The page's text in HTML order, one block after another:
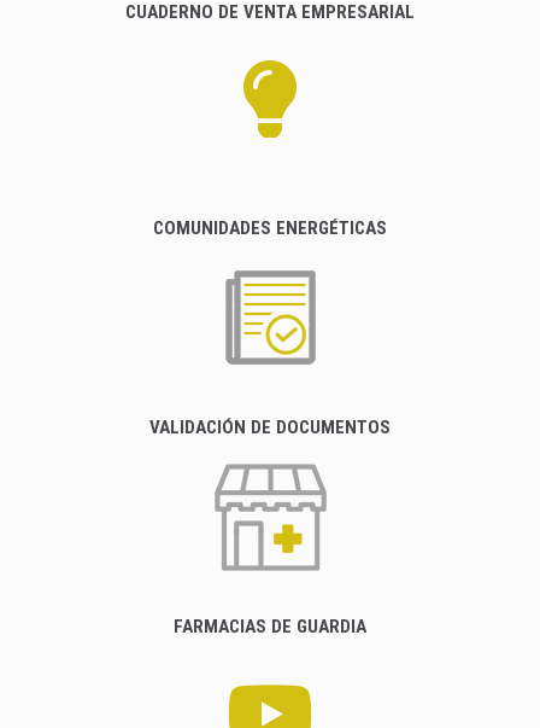
CUADERNO DE VENTA EMPRESARIAL
COMUNIDADES ENERGÉTICAS
VALIDACIÓN DE DOCUMENTOS
FARMACIAS DE GUARDIA